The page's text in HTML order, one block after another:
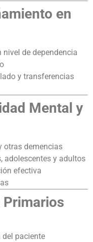
en
de dependencia
y transferencias
Mental y
otras demencias
adolescentes y adultos
efectiva
paciente